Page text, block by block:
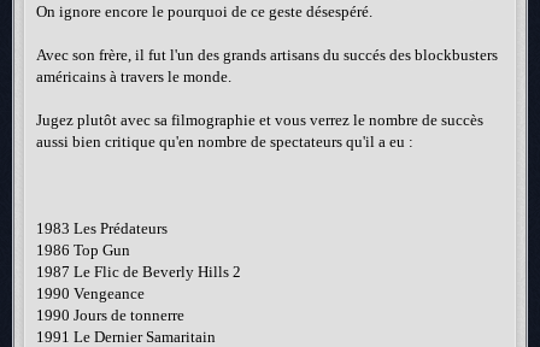
On ignore encore le pourquoi de ce geste désespéré.
Avec son frère, il fut l'un des grands artisans du succés des blockbusters
américains à travers le monde.
Jugez plutôt avec sa filmographie et vous verrez le nombre de succès
aussi bien critique qu'en nombre de spectateurs qu'il a eu :
1983 Les Prédateurs
1986 Top Gun
1987 Le Flic de Beverly Hills 2
1990 Vengeance
1990 Jours de tonnerre
1991 Le Dernier Samaritain